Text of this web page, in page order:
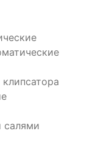
салями